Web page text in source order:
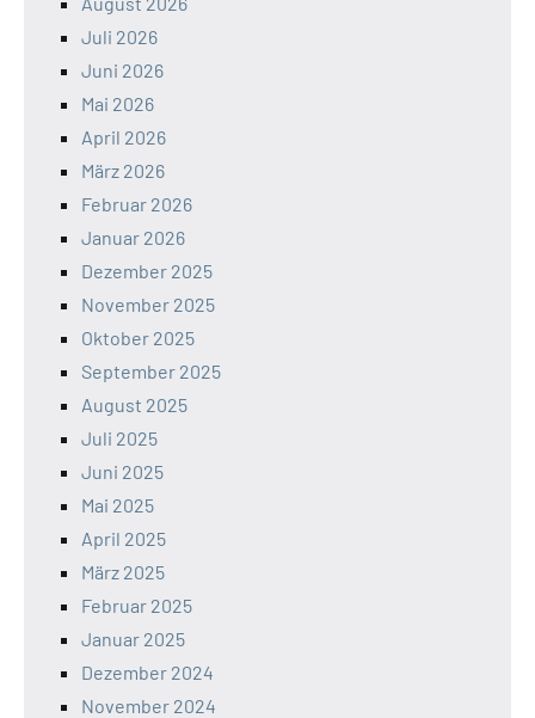
Juli 2026
Juni 2026
Mai 2026
April 2026
März 2026
Februar 2026
Januar 2026
Dezember 2025
November 2025
Oktober 2025
September 2025
August 2025
Juli 2025
Juni 2025
Mai 2025
April 2025
März 2025
Februar 2025
Januar 2025
Dezember 2024
November 2024